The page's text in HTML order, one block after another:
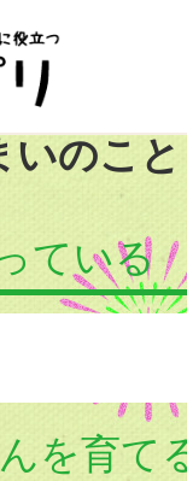
いのこと
ている
を育て